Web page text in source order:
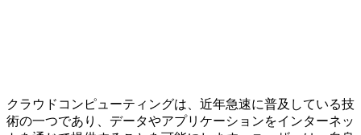
クラウドコンピューティングは、近年急速に普及している技
術の一つであり、データやアプリケーションをインターネッ